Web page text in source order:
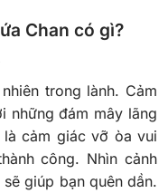
Chan có gì?
trong lành. Cảm
những đám mây lãng
cảm giác vỡ òa vui
công. Nhìn cảnh
giúp bạn quên dần.